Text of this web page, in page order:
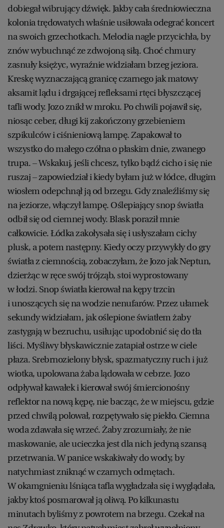
dobiegał wibrujący dźwięk. Jakby cała średniowieczna
kolonia trędowatych właśnie usiłowała odegrać koncert
na swoich grzechotkach. Melodia nagle przycichła, by
znów wybuchnąć ze zdwojoną siłą. Choć chmury
zasnuły księżyc, wyraźnie widziałam brzeg jeziora.
Kreskę wyznaczającą granicę czarnego jak matowy
aksamit lądu i drgającej refleksami rtęci błyszczącej
tafli wody. Jozo znikł w mroku. Po chwili pojawił się,
niosąc ceber, długi kij zakończony grzebieniem
szpikulców i ciśnieniową lampę. Zapakował to
wszystko do małego czółna o płaskim dnie, zwanego
trupa. – Wskakuj, jeśli chcesz, tylko bądź cicho i się nie
ruszaj – zapowiedział i kiedy byłam już w łódce, długim
wiosłem odepchnął ją od brzegu. Gdy znaleźliśmy się
na jeziorze, włączył lampę. Oślepiający snop światła
odbił się od ciemnej wody. Blask poraził mnie
całkowicie. Łódka zakołysała się i usłyszałam cichy
plusk, a potem następny. Kiedy oczy przywykły do gry
światła z ciemnością, zobaczyłam, że Jozo jak Neptun,
dzierżąc w ręce swój trójząb, stoi wyprostowany
w łodzi. Snop światła kierował na kępy trzcin
i unoszących się na wodzie nenufarów. Przez ułamek
sekundy widziałam, jak oślepione światłem żaby
zastygają w bezruchu, usiłując upodobnić się do tła
liści. Myśliwy błyskawicznie zatapiał ostrze w ciele
płaza. Srebrnozielony błysk, spazmatyczny ruch i już
wiotka, upolowana żaba lądowała w cebrze. Jozo
odpływał kawałek i kierował swój śmiercionośny
reflektor na nową kępę, nie bacząc, że w miejscu, gdzie
przed chwilą polował, rozpętywało się piekło. Ciemna
woda zdawała się wrzeć. Żaby zrozumiały, że nie
maskowanie, ale ucieczka jest dla nich jedyną szansą
przetrwania. W panice wskakiwały do wody, by
natychmiast zniknąć w czarnych odmętach.
W okamgnieniu lśniąca tafla wygładzała się i wyglądała,
jakby ktoś posmarował ją oliwą. Po kilkunastu
minutach byliśmy z powrotem na brzegu. Czekał na